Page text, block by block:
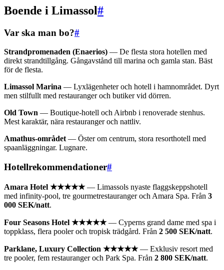
Boende i Limassol#
Var ska man bo?#
Strandpromenaden (Enaerios) — De flesta stora hotellen med
direkt strandtillgång. Gångavstånd till marina och gamla stan. Bäst
för de flesta.
Limassol Marina — Lyxlägenheter och hotell i hamnområdet. Dyrt
men stilfullt med restauranger och butiker vid dörren.
Old Town — Boutique-hotell och Airbnb i renoverade stenhus.
Mest karaktär, nära restauranger och nattliv.
Amathus-området— Öster om centrum, stora resorthotell med
spaanläggningar. Lugnare.
Hotellrekommendationer#
Amara Hotel ★★★★★— Limassols nyaste flaggskeppshotell
med infinity-pool, tre gourmetrestauranger och Amara Spa. Från 3
000 SEK/natt.
Four Seasons Hotel ★★★★★— Cyperns grand dame med spa i
toppklass, flera pooler och tropisk trädgård. Från 2 500 SEK/natt.
Parklane, Luxury Collection ★★★★★— Exklusiv resort med
tre pooler, fem restauranger och Park Spa. Från 2 800 SEK/natt.